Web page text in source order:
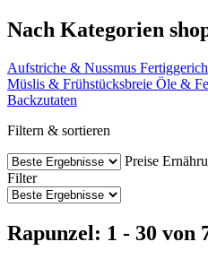
Nach Kategorien
Aufstriche & Nussmus
Müslis & Frühstücksbreie Öle &
Backzutaten
Filtern & sortieren
Preise
Filter
Rapunzel: 1 - 30 von